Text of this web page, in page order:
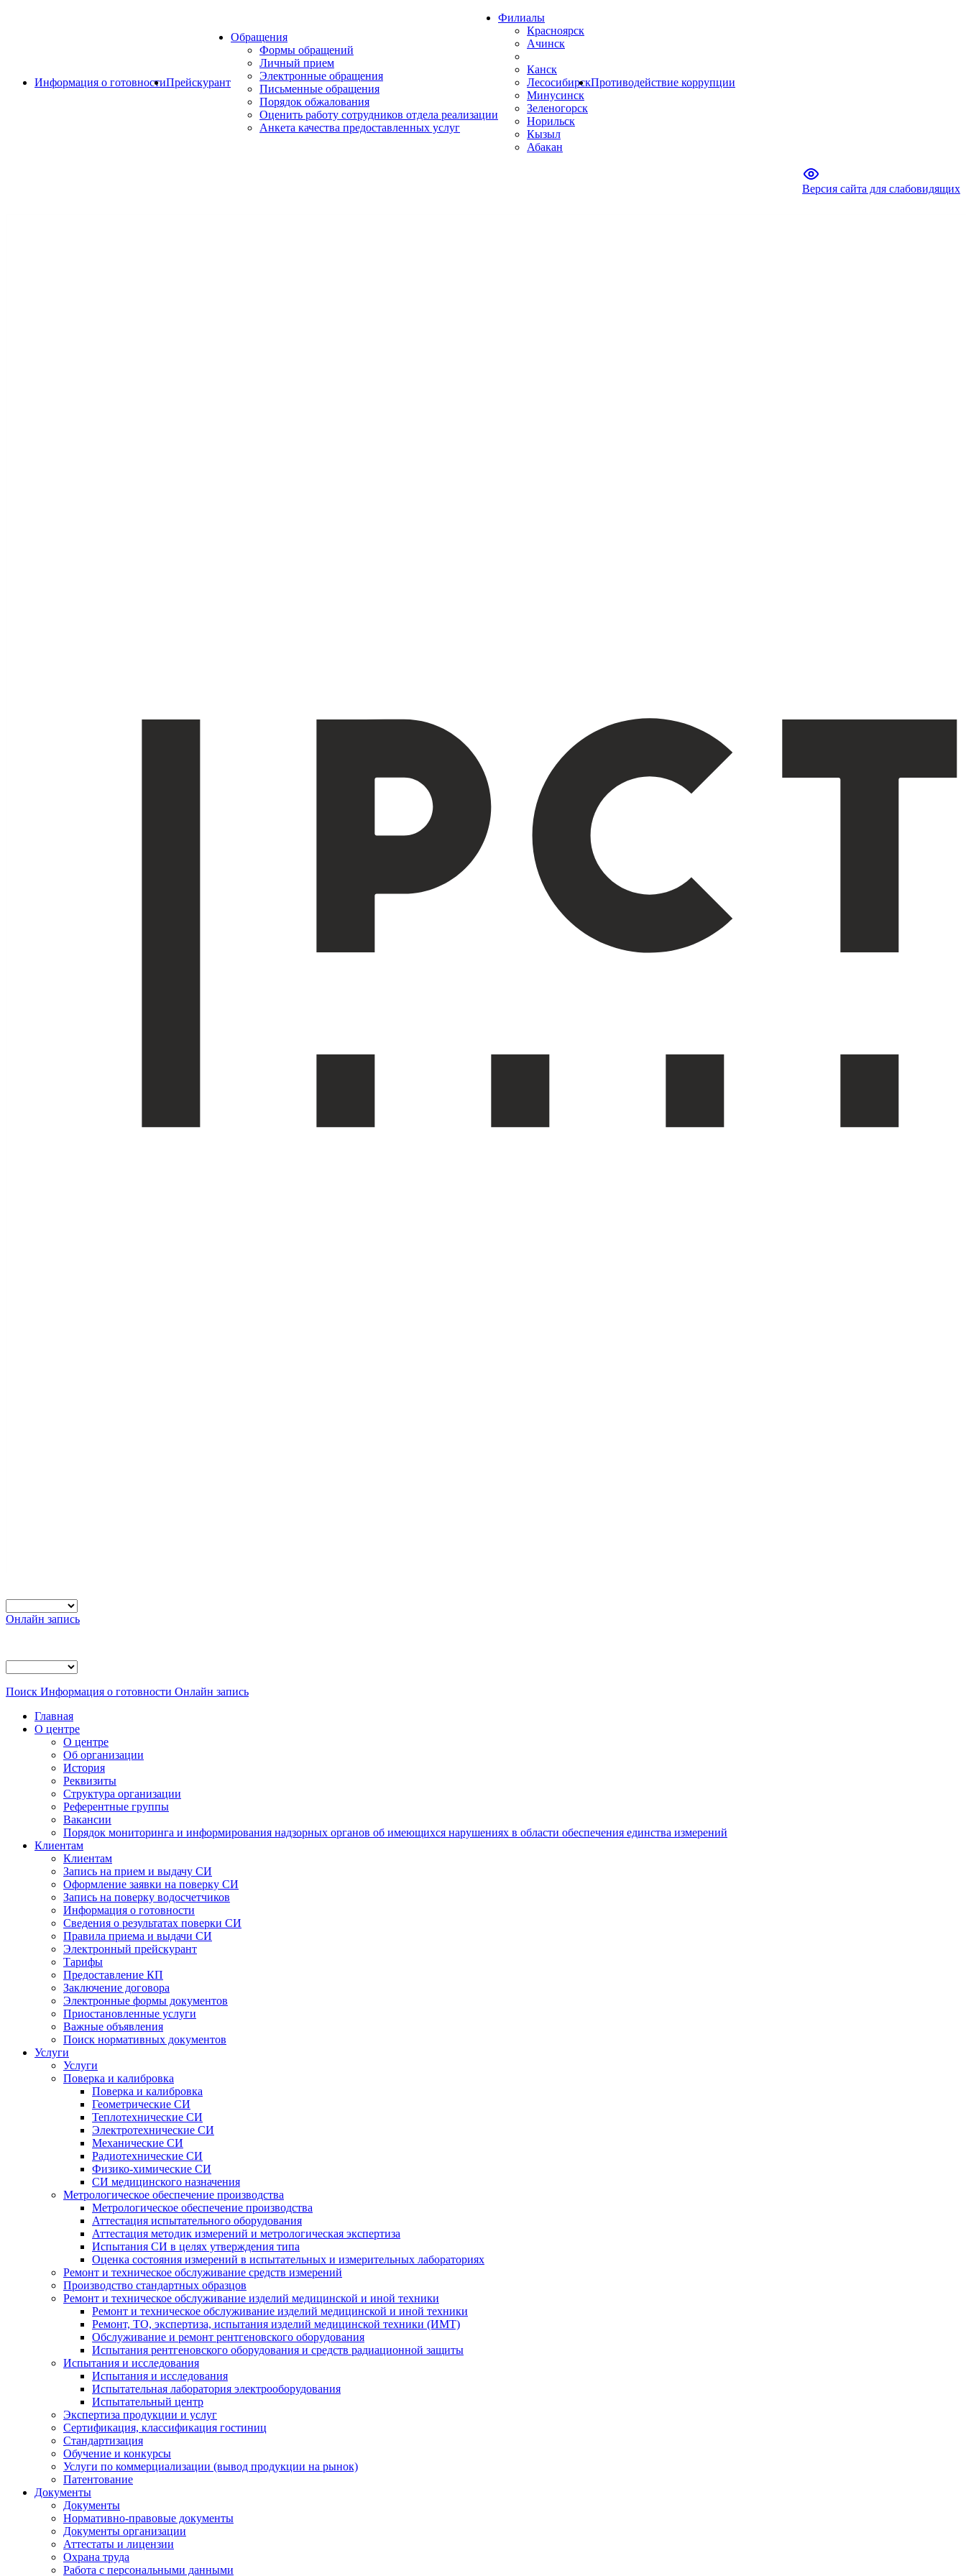
Информация о готовностиПрейскурант
Обращения
Формы обращений
Личный прием
Электронные обращения
Письменные обращения
Порядок обжалования
Оценить работу сотрудников отдела реализации
Анкета качества предоставленных услуг
Филиалы
Красноярск
Ачинск
Канск
Лесосибирск
Минусинск
Зеленогорск
Норильск
Кызыл
Абакан
Противодействие коррупции
Версия сайта для слабовидящих
Онлайн запись
Поиск Информация о готовности Онлайн запись
Главная
О центре
О центре
Об организации
История
Реквизиты
Структура организации
Референтные группы
Вакансии
Порядок мониторинга и информирования надзорных органов об имеющихся нарушениях в области обеспечения единства измерений
Клиентам
Клиентам
Запись на прием и выдачу СИ
Оформление заявки на поверку СИ
Запись на поверку водосчетчиков
Информация о готовности
Сведения о результатах поверки СИ
Правила приема и выдачи СИ
Электронный прейскурант
Тарифы
Предоставление КП
Заключение договора
Электронные формы документов
Приостановленные услуги
Важные объявления
Поиск нормативных документов
Услуги
Услуги
Поверка и калибровка
Поверка и калибровка
Геометрические СИ
Теплотехнические СИ
Электротехнические СИ
Механические СИ
Радиотехнические СИ
Физико-химические СИ
СИ медицинского назначения
Метрологическое обеспечение производства
Метрологическое обеспечение производства
Аттестация испытательного оборудования
Аттестация методик измерений и метрологическая экспертиза
Испытания СИ в целях утверждения типа
Оценка состояния измерений в испытательных и измерительных лабораториях
Ремонт и техническое обслуживание средств измерений
Производство стандартных образцов
Ремонт и техническое обслуживание изделий медицинской и иной техники
Ремонт и техническое обслуживание изделий медицинской и иной техники
Ремонт, ТО, экспертиза, испытания изделий медицинской техники (ИМТ)
Обслуживание и ремонт рентгеновского оборудования
Испытания рентгеновского оборудования и средств радиационной защиты
Испытания и исследования
Испытания и исследования
Испытательная лаборатория электрооборудования
Испытательный центр
Экспертиза продукции и услуг
Сертификация, классификация гостиниц
Стандартизация
Обучение и конкурсы
Услуги по коммерциализации (вывод продукции на рынок)
Патентование
Документы
Документы
Нормативно-правовые документы
Документы организации
Аттестаты и лицензии
Охрана труда
Работа с персональными данными